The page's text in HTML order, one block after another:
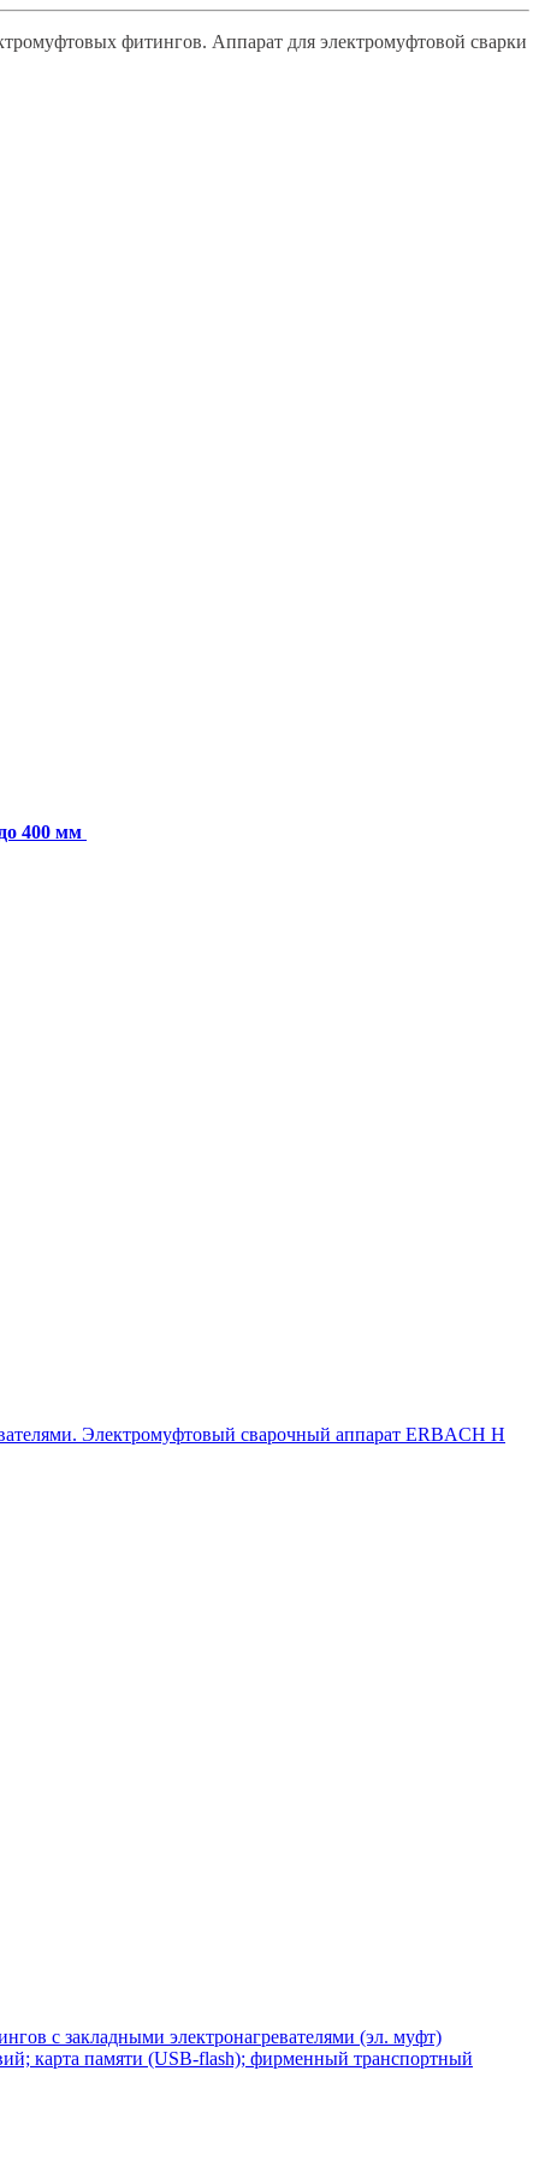
фитингов. Аппарат для электромуфтовой сварки
400 мм
Электромуфтовый сварочный аппарат ERBACH H
с закладными электронагревателями (эл. муфт)
карта памяти (USB-flash); фирменный транспортный